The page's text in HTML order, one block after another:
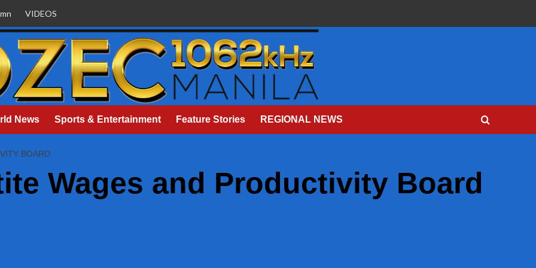
VIDEOS
News Sports & Entertainment Feature Stories REGIONAL NEWS
BOARD
Wages and Productivity Board